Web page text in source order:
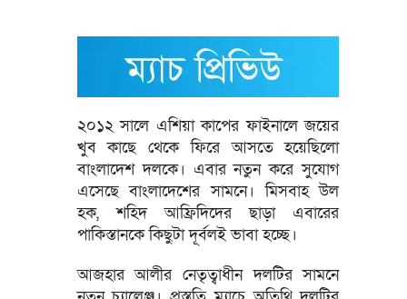
২০১২ সালে এশিয়া কাপের ফাইনালে জয়ের
খুব কাছে থেকে ফিরে আসতে হয়েছিলো
বাংলাদেশ দলকে। এবার নতুন করে সুযোগ
এসেছে বাংলাদেশের সামনে। মিসবাহ উল
হক, শহিদ আফ্রিদিদের ছাড়া এবারের
পাকিস্তানকে কিছুটা দূর্বলই ভাবা হচ্ছে।
আজহার আলীর নেতৃত্বাধীন দলটির সামনে